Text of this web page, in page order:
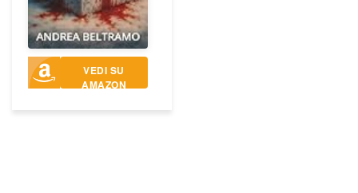
VEDI SU
AMAZON